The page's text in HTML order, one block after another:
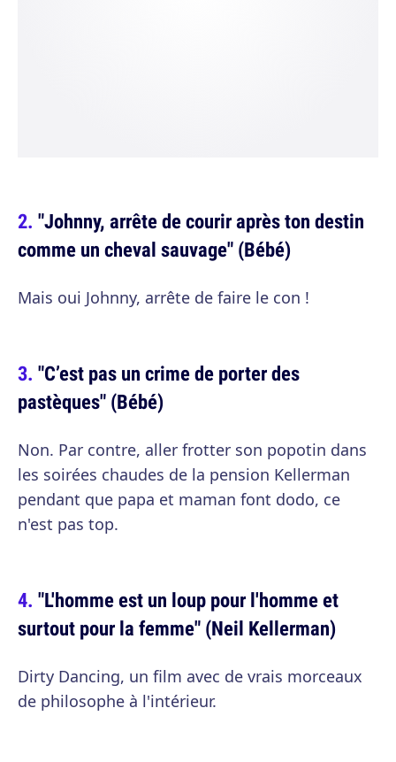
"Johnny, arrête de courir après ton destin
comme un cheval sauvage" (Bébé)
Mais oui Johnny, arrête de faire le con !
"C’est pas un crime de porter des
pastèques" (Bébé)
Non. Par contre, aller frotter son popotin dans
les soirées chaudes de la pension Kellerman
pendant que papa et maman font dodo, ce
n'est pas top.
"L'homme est un loup pour l'homme et
surtout pour la femme" (Neil Kellerman)
Dirty Dancing, un film avec de vrais morceaux
de philosophe à l'intérieur.